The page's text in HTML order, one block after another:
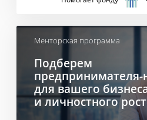
Менторская программа
Подберем
предпринимателя-
для вашего
и личностного